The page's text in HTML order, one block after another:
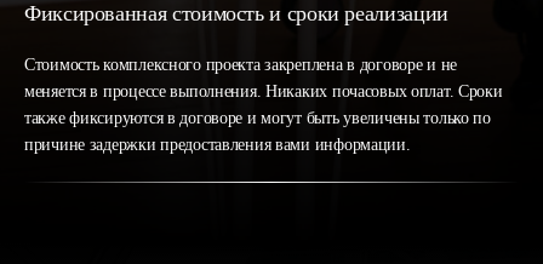
Фиксированная стоимость и сроки реализации
Стоимость комплексного проекта закреплена в договоре и не
меняется в процессе выполнения. Никаких почасовых оплат. Сроки
также фиксируются в договоре и могут быть увеличены только по
причине задержки предоставления вами информации.